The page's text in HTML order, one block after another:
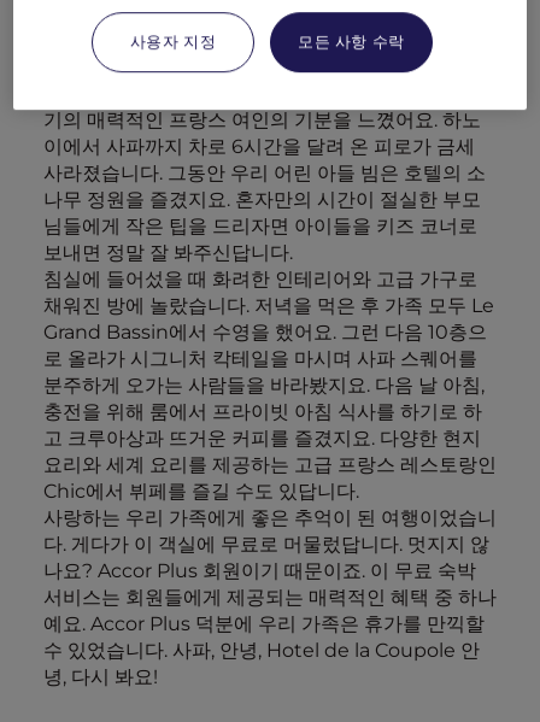
위기를 느낄 수 있었습니다. 뿐만 아니라, 패셔니스타
들이 정말 좋아할 베이커리가 있답니다. 패션 아이템
형태의 케이크와 초콜릿들이 가득한 곳이에요. 우리는
기의 매력적인 프랑스 여인의 기분을 느꼈어요. 하노
이에서 사파까지 차로 6시간을 달려 온 피로가 금세
사라졌습니다. 그동안 우리 어린 아들 빔은 호텔의 소
나무 정원을 즐겼지요. 혼자만의 시간이 절실한 부모
님들에게 작은 팁을 드리자면 아이들을 키즈 코너로
보내면 정말 잘 봐주신답니다.
침실에 들어섰을 때 화려한 인테리어와 고급 가구로
채워진 방에 놀랐습니다. 저녁을 먹은 후 가족 모두 Le
Grand Bassin에서 수영을 했어요. 그런 다음 10층으
로 올라가 시그니처 칵테일을 마시며 사파 스퀘어를
분주하게 오가는 사람들을 바라봤지요. 다음 날 아침,
충전을 위해 룸에서 프라이빗 아침 식사를 하기로 하
고 크루아상과 뜨거운 커피를 즐겼지요. 다양한 현지
요리와 세계 요리를 제공하는 고급 프랑스 레스토랑인
Chic에서 뷔페를 즐길 수도 있답니다.
사랑하는 우리 가족에게 좋은 추억이 된 여행이었습니
다. 게다가 이 객실에 무료로 머물렀답니다. 멋지지 않
나요? Accor Plus 회원이기 때문이죠. 이 무료 숙박
서비스는 회원들에게 제공되는 매력적인 혜택 중 하나
예요. Accor Plus 덕분에 우리 가족은 휴가를 만끽할
수 있었습니다. 사파, 안녕, Hotel de la Coupole 안
녕, 다시 봐요!
사용자 지정 모든 사항 수락